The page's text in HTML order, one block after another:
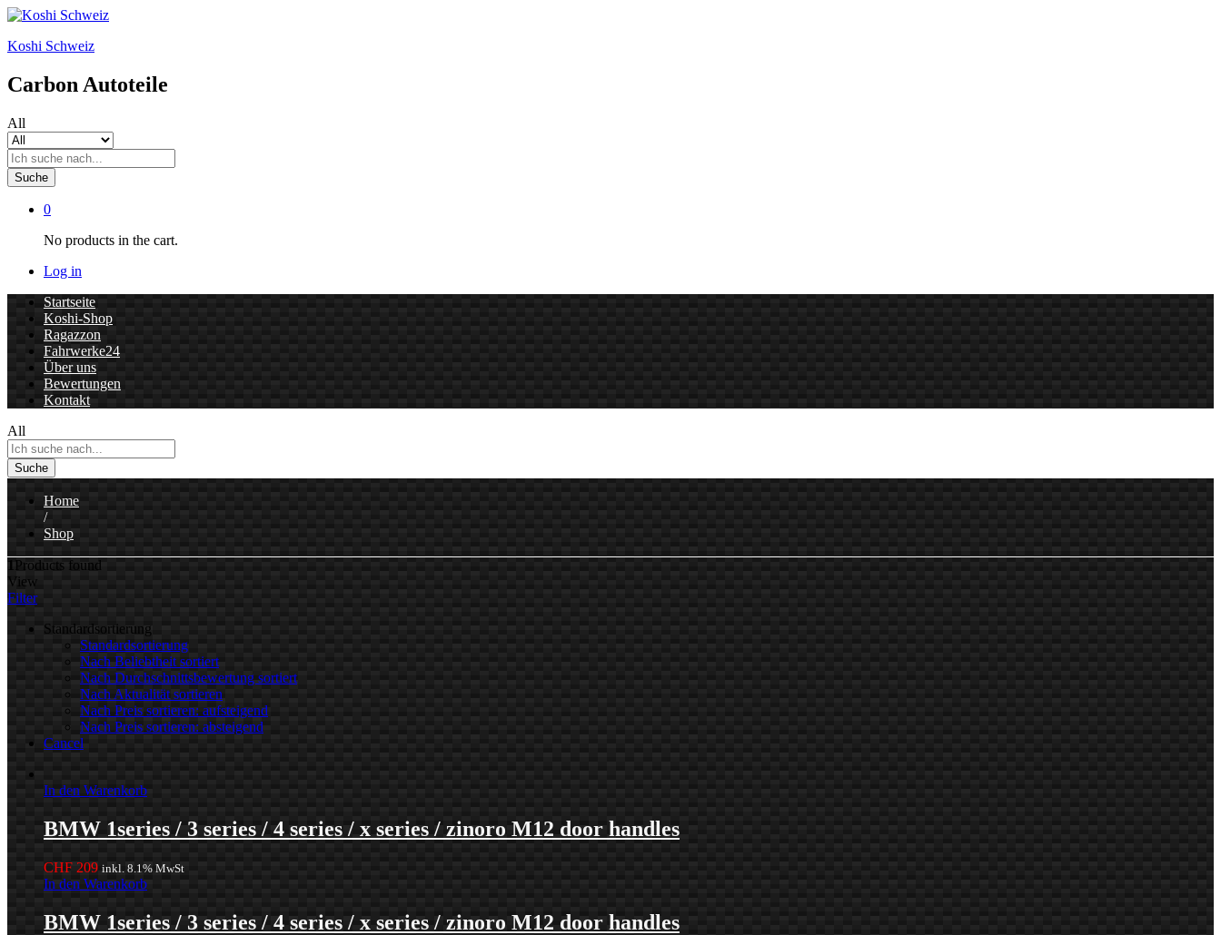
Koshi Schweiz
Carbon Autoteile
All
Suche
0
No products in the cart.
Log in
Startseite
Koshi-Shop
Ragazzon
Fahrwerke24
Über uns
Bewertungen
Kontakt
All
Suche
Home
/
Shop
1 Products found
View
Filter
Standardsortierung
Standardsortierung
Nach Beliebtheit sortiert
Nach Durchschnittsbewertung sortiert
Nach Aktualität sortieren
Nach Preis sortieren: aufsteigend
Nach Preis sortieren: absteigend
Cancel
In den Warenkorb
BMW 1series / 3 series / 4 series / x series / zinoro M12 door handles
CHF 209 inkl. 8.1% MwSt
In den Warenkorb
BMW 1series / 3 series / 4 series / x series / zinoro M12 door handles